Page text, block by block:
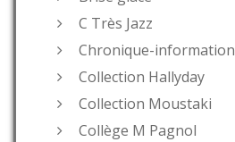
C Très Jazz
Chronique-information
Collection Hallyday
Collection Moustaki
Collège M Pagnol